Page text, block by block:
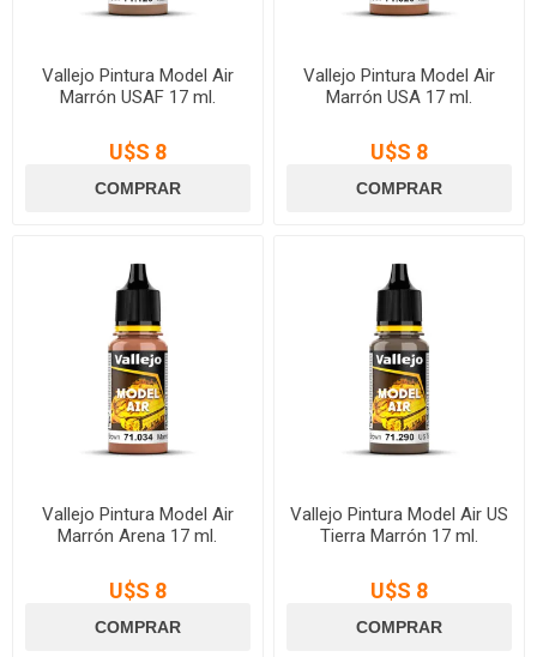
Vallejo Pintura Model Air
Marrón USAF 17 ml.
U$S 8
Vallejo Pintura Model Air
Marrón USA 17 ml.
U$S 8
Vallejo Pintura Model Air
Marrón Arena 17 ml.
U$S 8
Vallejo Pintura Model Air US
Tierra Marrón 17 ml.
U$S 8